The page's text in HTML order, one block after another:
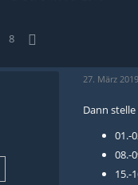
8
27. März 2019
Dann
01.-
08.-
15.-